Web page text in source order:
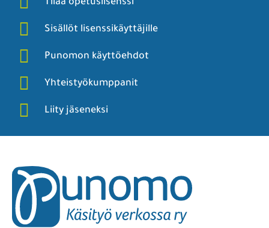
Tilaa opetuslisenssi
Sisällöt lisenssikäyttäjille
Punomon käyttöehdot
Yhteistyökumppanit
Liity jäseneksi